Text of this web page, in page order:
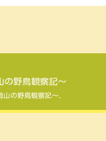
の野鳥観察記～
の野鳥観察記～.